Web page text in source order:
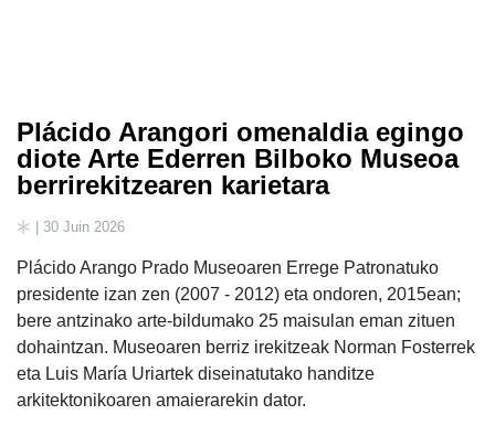
Plácido Arangori omenaldia egingo
diote Arte Ederren Bilboko Museoa
berrirekitzearen karietara
| 30 Juin 2026
Plácido Arango Prado Museoaren Errege Patronatuko
presidente izan zen (2007 - 2012) eta ondoren, 2015ean;
bere antzinako arte-bildumako 25 maisulan eman zituen
dohaintzan. Museoaren berriz irekitzeak Norman Fosterrek
eta Luis María Uriartek diseinatutako handitze
arkitektonikoaren amaierarekin dator.